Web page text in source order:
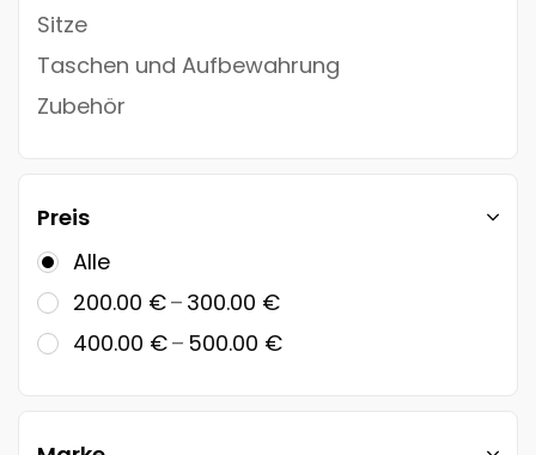
Sitze
Taschen und Aufbewahrung
Zubehör
Preis
Alle
200.00 €– 300.00 €
400.00 €– 500.00 €